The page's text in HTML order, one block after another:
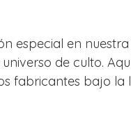
especial en
de culto.
fabricantes bajo la